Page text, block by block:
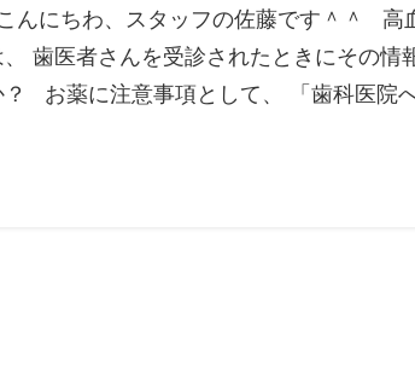
んにちわ、スタッフの佐藤です＾＾ 高
、 歯医者さんを受診されたときにその情
？ お薬に注意事項として、 「歯科医院